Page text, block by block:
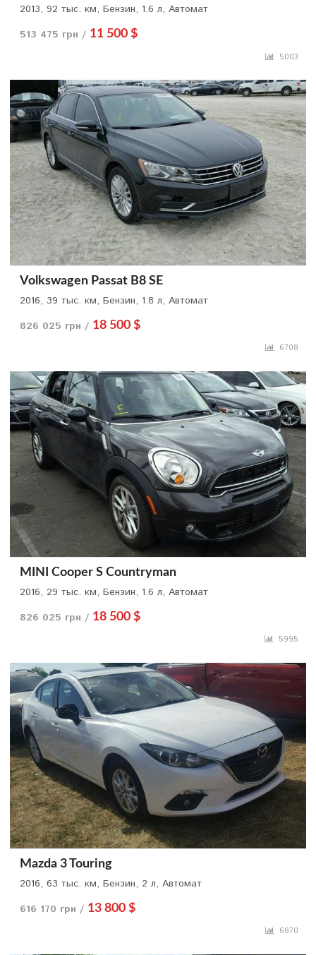
2013, 92 тыс. км, Бензин, 1.6 л, Автомат
513 475 грн / 11 500 $
5003
Volkswagen Passat B8 SE
2016, 39 тыс. км, Бензин, 1.8 л, Автомат
826 025 грн / 18 500 $
6708
MINI Cooper S Countryman
2016, 29 тыс. км, Бензин, 1.6 л, Автомат
826 025 грн / 18 500 $
5995
Mazda 3 Touring
2016, 63 тыс. км, Бензин, 2 л, Автомат
616 170 грн / 13 800 $
6870